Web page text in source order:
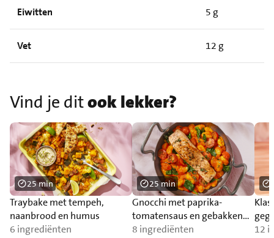
Eiwitten 5 g
Vet 12 g
Vind je ditook lekker?
Traybake met tempeh,
naanbrood en humus
6 ingrediënten
25 min
Gnocchi met paprika-
tomatensaus en gebakken
zalm
8 ingrediënten
25 min
12